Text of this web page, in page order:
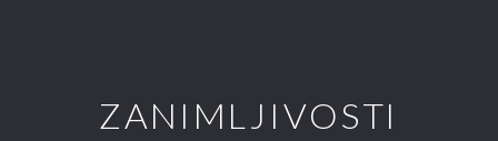
ZANIMLJIVOSTI